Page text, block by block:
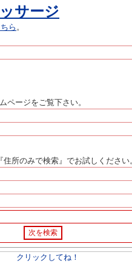
サージ
ら 。
ページをご覧下さい。
所のみで検索』でお試しください